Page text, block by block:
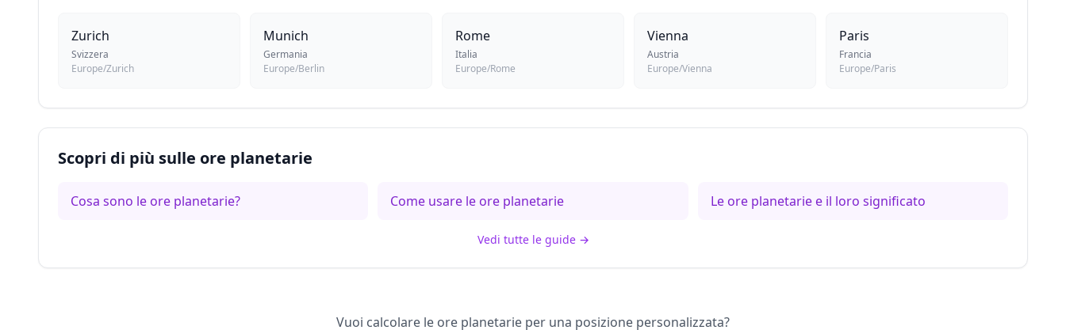
Zurich
Svizzera
Europe/Zurich
Munich
Germania
Europe/Berlin
Rome
Italia
Europe/Rome
Vienna
Austria
Europe/Vienna
Paris
Francia
Europe/Paris
Scopri di più sulle ore planetarie
Cosa sono le ore planetarie? Come usare le ore planetarie Le ore planetarie e il loro significato
Vedi tutte le guide→
Vuoi calcolare le ore planetarie per una posizione personalizzata?